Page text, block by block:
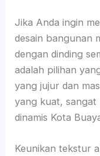
Jika Anda ingin
desain bangunan
dengan dinding
adalah pilihan
yang jujur dan
yang kuat, sangat
dinamis Kota
Keunikan tekstur